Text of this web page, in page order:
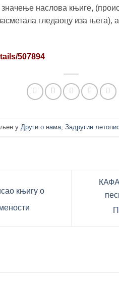
наслова књиге,
гледаоцу иза њега),
507894
у Други о нама, Задругин летопис
књигу о